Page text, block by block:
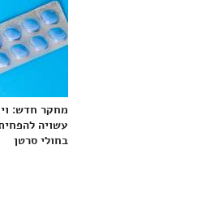
מחקר חדש:
עשויה
בחולי סרטן